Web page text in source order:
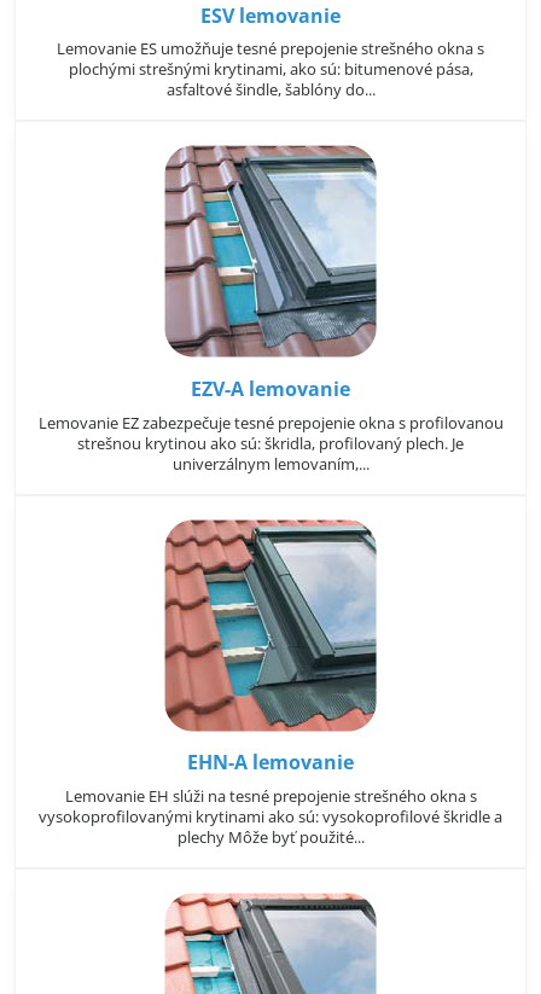
ESV lemovanie
Lemovanie ES umožňuje tesné prepojenie strešného okna s
plochými strešnými krytinami, ako sú: bitumenové pása,
asfaltové šindle, šablóny do...
EZV-A lemovanie
Lemovanie EZ zabezpečuje tesné prepojenie okna s profilovanou
strešnou krytinou ako sú: škridla, profilovaný plech. Je
univerzálnym lemovaním,...
EHN-A lemovanie
Lemovanie EH slúži na tesné prepojenie strešného okna s
vysokoprofilovanými krytinami ako sú: vysokoprofilové škridle a
plechy Môže byť použité...